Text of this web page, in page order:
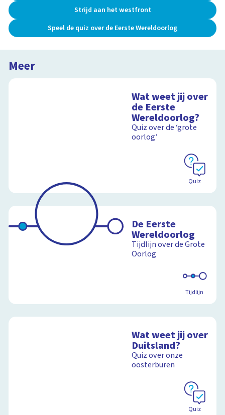
Strijd aan het westfront
Speel de quiz over de Eerste Wereldoorlog
Meer
Wat weet jij over
de Eerste
Wereldoorlog?
Quiz over de ‘grote
oorlog’
Quiz
De Eerste
Wereldoorlog
Tijdlijn over de Grote
Oorlog
Tijdlijn
Wat weet jij over
Duitsland?
Quiz over onze
oosterburen
Quiz